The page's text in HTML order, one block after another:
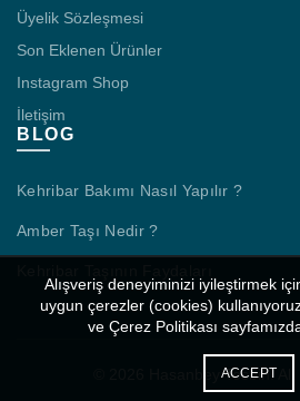
Üyelik Sözleşmesi
Son Eklenen Ürünler
Instagram Shop
İletişim
BLOG
Kehribar Bakımı Nasıl Yapılır ?
Amber Taşı Nedir ?
Hasanbey Tesbih. All
Alışveriş deneyiminizi iyileştirmek
uygun çerezler (cookies)
ve Çerez Politikası
ACCEPT